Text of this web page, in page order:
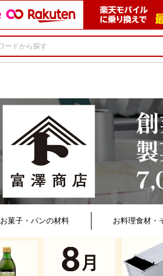
お菓子・パンの材料 お料理食材・